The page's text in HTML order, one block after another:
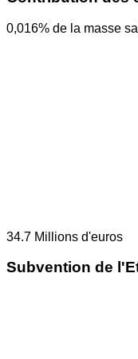
0,016% de la masse
34.7 Millions d'euros
Subvention de